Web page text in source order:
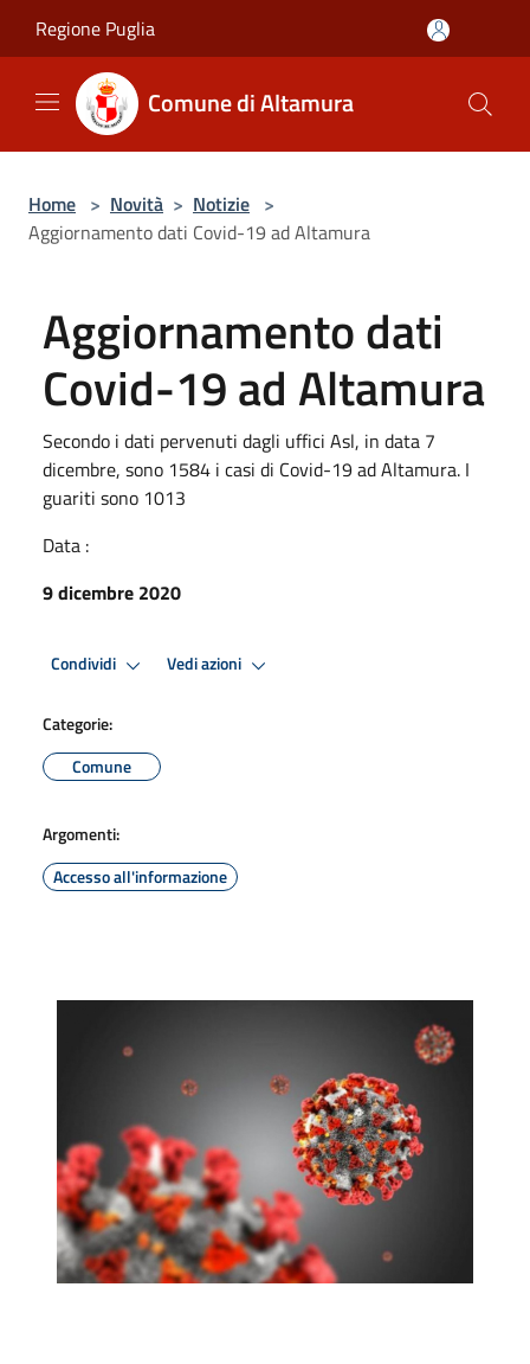
Regione Puglia
Comune di Altamura
Home > Novità > Notizie >
Aggiornamento dati Covid-19 ad Altamura
Aggiornamento dati
Covid-19 ad Altamura
Secondo i dati pervenuti dagli uffici Asl, in data 7
dicembre, sono 1584 i casi di Covid-19 ad Altamura. I
guariti sono 1013
Data :
9 dicembre 2020
Condividi Vedi azioni
Categorie:
Comune
Argomenti:
Accesso all'informazione